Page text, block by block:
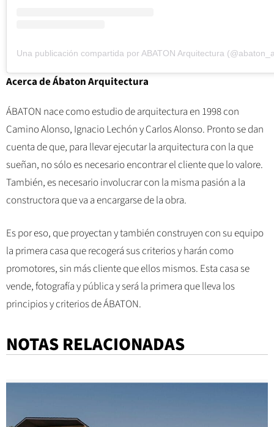
Una publicación compartida por ABATON Arquitectura
Acerca de Ábaton Arquitectura
ÁBATON nace como estudio de arquitectura en 1998 con
Camino Alonso, Ignacio Lechón y Carlos Alonso. Pronto se dan
cuenta de que, para llevar ejecutar la arquitectura con la que
sueñan, no sólo es necesario encontrar el cliente que lo valore.
También, es necesario involucrar con la misma pasión a la
constructora que va a encargarse de la obra.
Es por eso, que proyectan y también construyen con su equipo
la primera casa que recogerá sus criterios y harán como
promotores, sin más cliente que ellos mismos. Esta casa se
vende, fotografía y pública y será la primera que lleva los
principios y criterios de ÁBATON.
NOTAS RELACIONADAS